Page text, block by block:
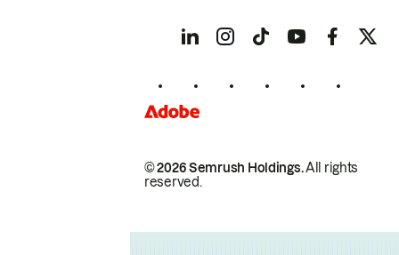
© 2026 Semrush Holdings.All rights
reserved.